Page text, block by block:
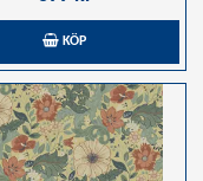
KÖP